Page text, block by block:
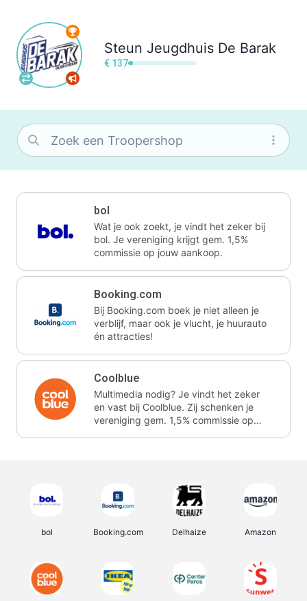
Steun Jeugdhuis De Barak
€ 137
bol
Wat je ook zoekt, je vindt het zeker bij
bol. Je vereniging krijgt gem. 1,5%
commissie op jouw aankoop.
Booking.com
Bij Booking.com boek je niet alleen je
verblijf, maar ook je vlucht, je huurauto
én attracties!
Coolblue
Multimedia nodig? Je vindt het zeker
en vast bij Coolblue. Zij schenken je
vereniging gem. 1,5% commissie op
bol Booking.com Delhaize Amazon